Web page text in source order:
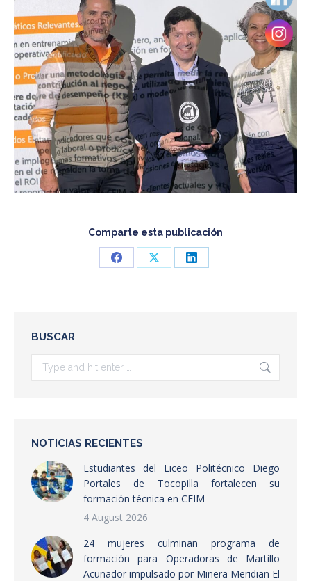
Comparte esta publicación
Share
Share
Share
BUSCAR
Search:
NOTICIAS RECIENTES
Estudiantes del Liceo Politécnico Diego
Portales de Tocopilla fortalecen su
formación técnica en CEIM
4 August 2026
24 mujeres culminan programa de
formación para Operadoras de Martillo
Acuñador impulsado por Minera Meridian El